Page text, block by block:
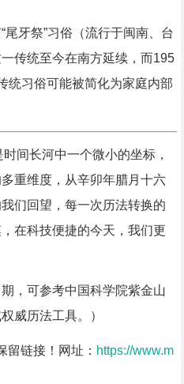
牙祭”习俗（流行于闽南、台
传统至今在南方延续，而195
统习俗可能被简化为家庭内部
间长河中一个微小的坐标，
重维度，从辛卯年腊月十六
们回望，每一次历法转换的
在科技便捷的今天，我们更
，可参考中国科学院紫金山
威历法工具。）
留链接！网址： https://www.m